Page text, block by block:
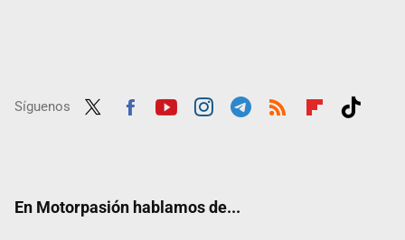
Síguenos
En Motorpasión hablamos de...